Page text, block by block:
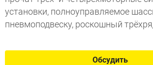
установки, полноуправляемое
пневмоподвеску, роскошный
Обсудить